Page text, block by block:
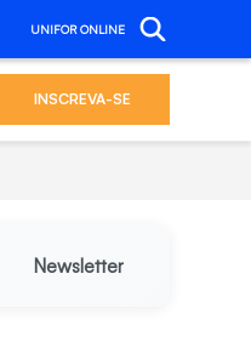
UNIFOR ONLINE
INSCREVA-SE
Newsletter